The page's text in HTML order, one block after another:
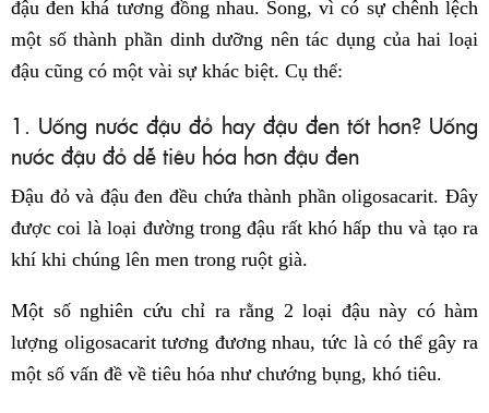
đậu đen khá tương đồng nhau. Song, vì có sự chênh lệch
một số thành phần dinh dưỡng nên tác dụng của hai loại
đậu cũng có một vài sự khác biệt. Cụ thể:
1. Uống nước đậu đỏ hay đậu đen tốt hơn? Uống
nước đậu đỏ dễ tiêu hóa hơn đậu đen
Đậu đỏ và đậu đen đều chứa thành phần oligosacarit. Đây
được coi là loại đường trong đậu rất khó hấp thu và tạo ra
khí khi chúng lên men trong ruột già.
Một số nghiên cứu chỉ ra rằng 2 loại đậu này có hàm
lượng oligosacarit tương đương nhau, tức là có thể gây ra
một số vấn đề về tiêu hóa như chướng bụng, khó tiêu.